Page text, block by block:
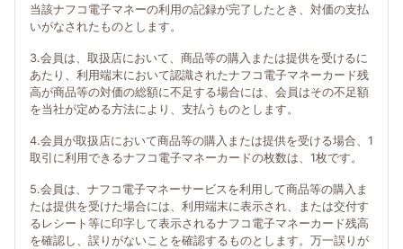
当該ナフコ電子マネーの利用の記録が完了したとき、対価の支払
いがなされたものとします。
3.会員は、取扱店において、商品等の購入または提供を受けるに
あたり、利用端末において認識されたナフコ電子マネーカード残
高が商品等の対価の総額に不足する場合には、会員はその不足額
を当社が定める方法により、支払うものとします。
4.会員が取扱店において商品等の購入または提供を受ける場合、1
取引に利用できるナフコ電子マネーカードの枚数は、1枚です。
5.会員は、ナフコ電子マネーサービスを利用して商品等の購入ま
たは提供を受けた場合には、利用端末に表示され、または交付す
るレシート等に印字して表示されるナフコ電子マネーカード残高
を確認し、誤りがないことを確認するものとします。万一誤りが